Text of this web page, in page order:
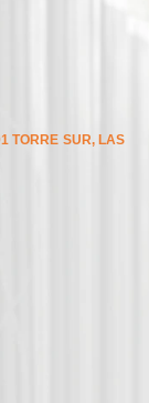
TORRE SUR, LAS